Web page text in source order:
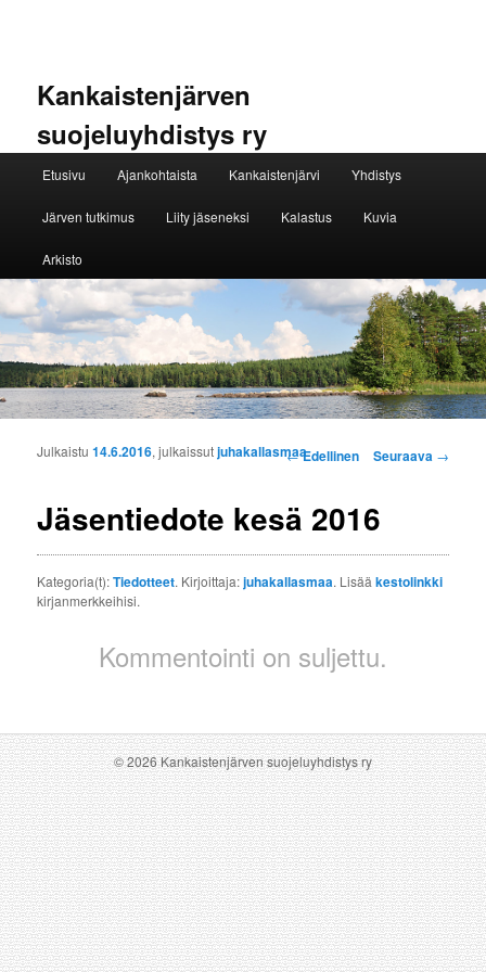
Kankaistenjärven
suojeluyhdistys ry
Siirry sisältöön
Siirry toissijaiseen sisältöön
Etusivu Ajankohtaista Kankaistenjärvi Yhdistys
Järven tutkimus Liity jäseneksi Kalastus Kuvia
Arkisto
Artikkelien selaus
←Edellinen Seuraava →
Jäsentiedote kesä 2016
Julkaistu14.6.2016, julkaissutjuhakallasmaa
Kategoria(t):Tiedotteet. Kirjoittaja:juhakallasmaa. Lisääkestolinkki
kirjanmerkkeihisi.
Kommentointi on suljettu.
© 2026 Kankaistenjärven suojeluyhdistys ry